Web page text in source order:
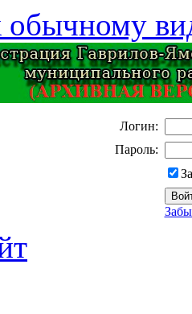
обычному
Логин:
Пароль: